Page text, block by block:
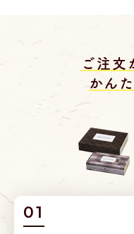
ご注文
かん
01